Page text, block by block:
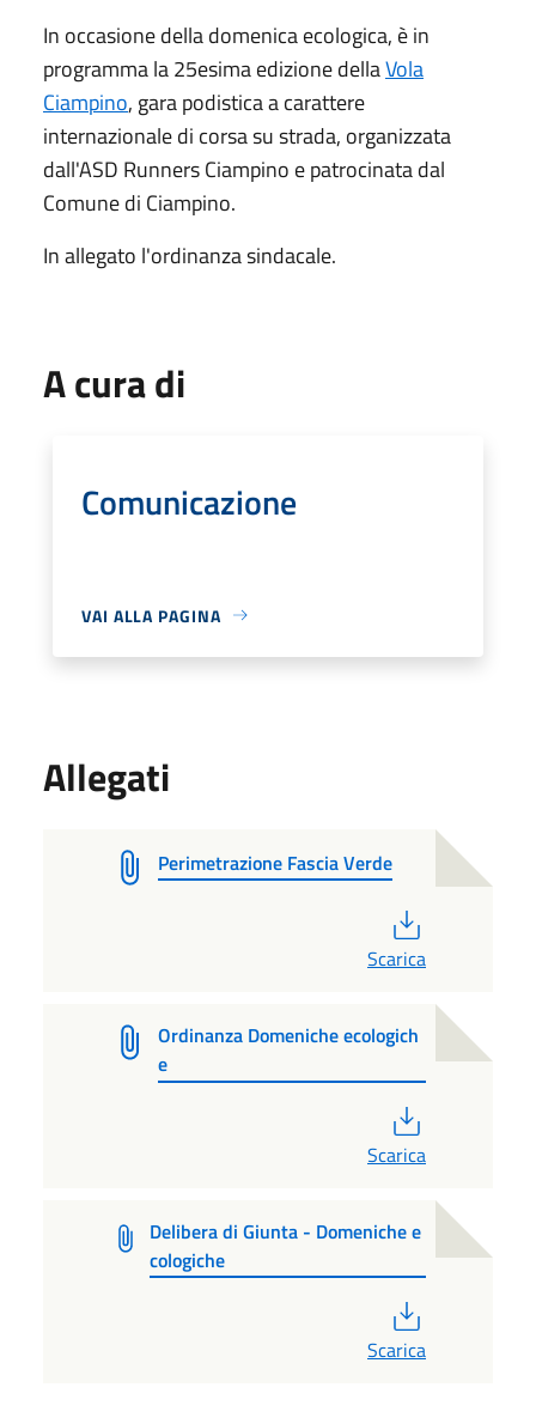
In occasione della domenica ecologica, è in
programma la 25esima edizione dellaVola
Ciampino, gara podistica a carattere
internazionale di corsa su strada, organizzata
dall'ASD Runners Ciampino e patrocinata dal
Comune di Ciampino.
In allegato l'ordinanza sindacale.
A cura di
Comunicazione
VAI ALLA PAGINA
Allegati
Perimetrazione Fascia Verde
Scarica
Ordinanza Domeniche ecologich
e
Scarica
Delibera di Giunta - Domeniche e
cologiche
Scarica